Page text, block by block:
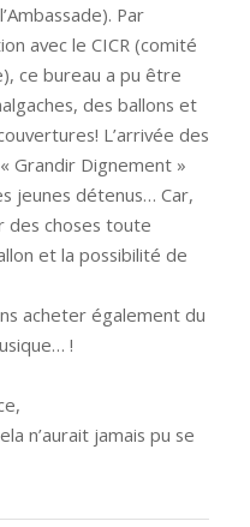
Par
avec le CICR (comité
ce bureau a pu être
des ballons et
L’arrivée des
Grandir Dignement »
jeunes détenus… Car,
des choses toute
et la possibilité de
acheter également du
!
n’aurait jamais pu se